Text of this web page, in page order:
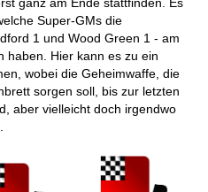
Super-GMs die
1 und Wood Green 1 - am
haben. Hier kann es zu ein
wobei die Geheimwaffe, die
sorgen soll, bis zur letzten
aber vielleicht doch irgendwo